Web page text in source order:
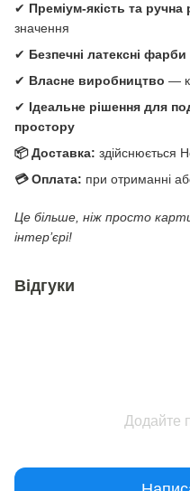
✔ Преміум-якість та ручна
значення
✔ Безпечні латексні фарби
✔ Власне виробництво —
✔ Ідеальне рішення для
простору
📦 Доставка: здійснюється
💳 Оплата: при отриманні
Це більше, ніж просто
інтер’єрі!
Відгуки
Додайте